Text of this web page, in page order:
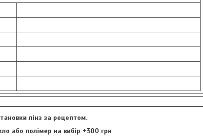
лінз за рецептом.
або полімер на вибір +300 грн